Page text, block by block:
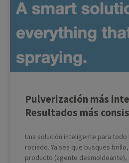
Pulverización más
Resultados más
Una solución inteligente para
rociado. Ya sea que busques
producto (agente desmoldeante),